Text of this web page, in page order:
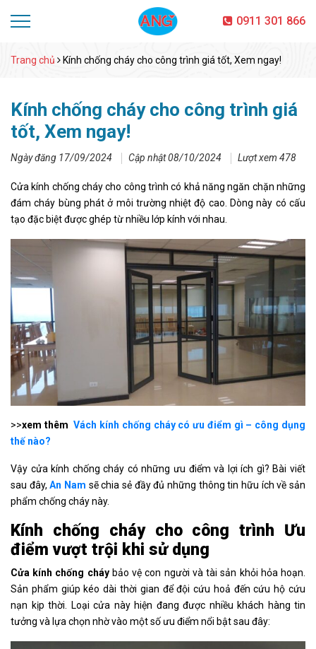
0911 301 866
Trang chủ Kính chống cháy cho công trình giá tốt, Xem ngay!
Kính chống cháy cho công trình giá
tốt, Xem ngay!
Ngày đăng 17/09/2024 Cập nhật 08/10/2024 Lượt xem 478
Cửa kính chống cháy cho công trình có khả năng ngăn chặn những
đám cháy bùng phát ở môi trường nhiệt độ cao. Dòng này có cấu
tạo đặc biệt được ghép từ nhiều lớp kính với nhau.
>>xem thêm Vách kính chống cháy có ưu điểm gì – công dụng
thế nào?
Vậy cửa kính chống cháy có những ưu điểm và lợi ích gì? Bài viết
sau đây,An Nam sẽ chia sẻ đầy đủ những thông tin hữu ích về sản
phẩm chống cháy này.
Kính chống cháy cho công trình Ưu
điểm vượt trội khi sử dụng
Cửa kính chống cháybảo vệ con người và tài sản khỏi hỏa hoạn.
Sản phẩm giúp kéo dài thời gian để đội cứu hoả đến cứu hộ cứu
nạn kịp thời. Loại cửa này hiện đang được nhiều khách hàng tin
tưởng và lựa chọn nhờ vào một số ưu điểm nổi bật sau đây: